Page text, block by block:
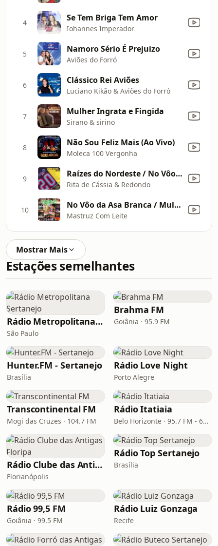
4 Se Tem Briga Tem Amor
Iohannes Imperador
5 Namoro Sério É Prejuizo
Aviões do Forró
6 Clássico Rei Aviões
Luciano Kikão & Aviões do Forró
7 Mulher Ingrata e Fingida
Sirano & sirino
8 Não Sou Feliz Mais (Ao Vivo)
Moleca 100 Vergonha
9 Raízes do Nordeste / No Vôo da Asa Branca
Rita de Cássia & Redondo
10 No Vôo da Asa Branca / Mulher de Gado
Mastruz Com Leite
Mostrar Mais
Estações semelhantes
Rádio Metropolitana Sertanejo
São Paulo
Brahma FM
Goiânia · 95.9 FM
Hunter.FM - Sertanejo
Brasília
Rádio Love Night
Porto Alegre
Transcontinental FM
Mogi das Cruzes · 104.7 FM
Rádio Itatiaia
Belo Horizonte · 95.7 FM - 610 AM
Rádio Clube das Antigas Floripa
Florianópolis
Rádio Top Sertanejo
Brasília
Rádio 99,5 FM
Goiânia · 99.5 FM
Rádio Luiz Gonzaga
Recife